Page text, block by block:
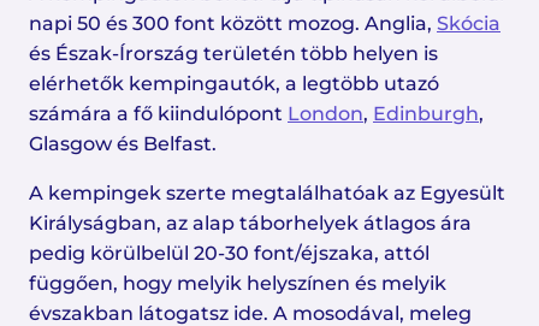
napi 50 és 300 font között mozog. Anglia, Skócia
és Észak-Írország területén több helyen is
elérhetők kempingautók, a legtöbb utazó
számára a fő kiindulópont London, Edinburgh,
Glasgow és Belfast.
A kempingek szerte megtalálhatóak az Egyesült
Királyságban, az alap táborhelyek átlagos ára
pedig körülbelül 20-30 font/éjszaka, attól
függően, hogy melyik helyszínen és melyik
évszakban látogatsz ide. A mosodával, meleg